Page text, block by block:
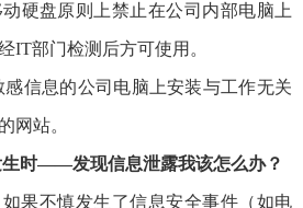
硬盘原则上禁止在公司内部电脑上
IT部门检测后方可使用。
感信息的公司电脑上安装与工作无关
网站。
生时——发现信息泄露我该怎么办？
果不慎发生了信息安全事件（如电